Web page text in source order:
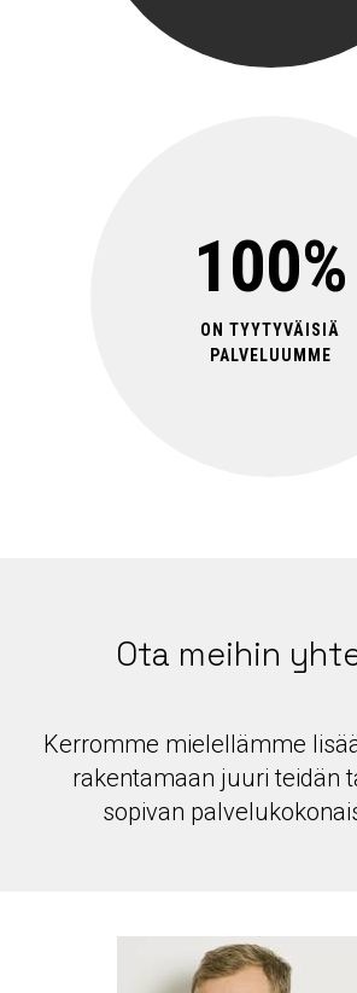
100%
ON TYYTYVÄISIÄ
PALVELUUMME
Ota meihin
Kerromme mielellämme
rakentamaan juuri teidän
sopivan